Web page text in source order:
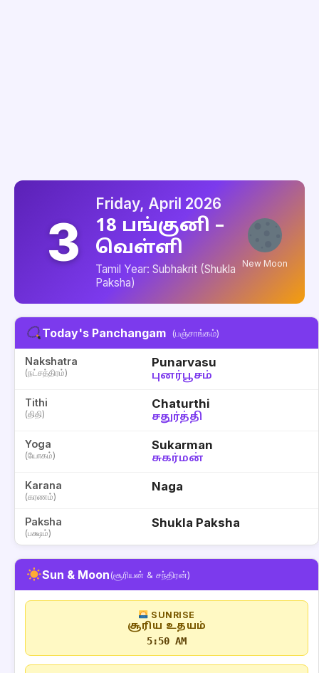
3
Friday, April 2026
18 பங்குனி –
வெள்ளி
Tamil Year: Subhakrit (Shukla
Paksha)
New Moon
Today's Panchangam (பஞ்சாங்கம்)
Nakshatra
(நட்சத்திரம்)
Punarvasu
புனர்பூசம்
Tithi
(திதி)
Chaturthi
சதுர்த்தி
Yoga
(யோகம்)
Sukarman
சுகர்மன்
Karana
(கரணம்)
Naga
Paksha
(பக்ஷம்)
Shukla Paksha
Sun & Moon(சூரியன் & சந்திரன்)
SUNRISE
சூரிய உதயம்
5:50 AM